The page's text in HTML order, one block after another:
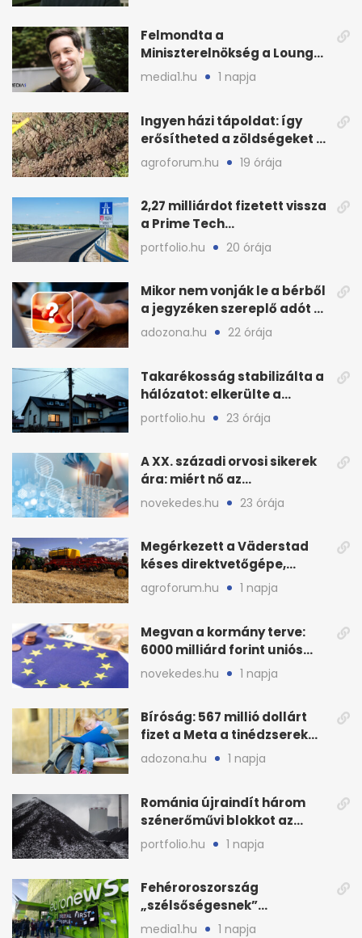
Felmondta a
Miniszterelnökség a Lounge
Event keretszerződését
media1.hu 1 napja
Ingyen házi tápoldat: így
erősítheted a zöldségeket a
hőhullám után
agroforum.hu 19 órája
2,27 milliárdot fizetett vissza
a Prime Tech
Magántőkealap az
államnak
portfolio.hu 20 órája
Mikor nem vonják le a bérből
a jegyzéken szereplő adót és
járulékot?
adozona.hu 22 órája
Takarékosság stabilizálta a
hálózatot: elkerülte a
sötétséget Magyarország
portfolio.hu 23 órája
A XX. századi orvosi sikerek
ára: miért nő az
egészségügy súlya?
novekedes.hu 23 órája
Megérkezett a Väderstad
késes direktvetőgépe,
bemutatón is látható
agroforum.hu 1 napja
Megvan a kormány terve:
6000 milliárd forint uniós
pénz sorsa
novekedes.hu 1 napja
Bíróság: 567 millió dollárt
fizet a Meta a tinédzserek
védelmére
adozona.hu 1 napja
Románia újraindít három
szénerőművi blokkot az
áramellátás stabilizálására
portfolio.hu 1 napja
Fehéroroszország
„szélsőségesnek”
minősítette az Euronews
media1.hu 1 napja